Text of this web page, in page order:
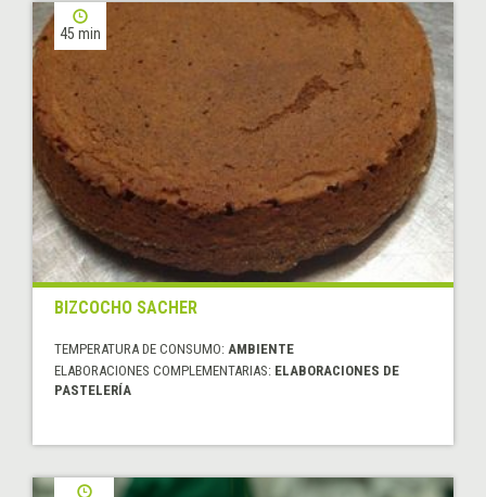
45 min
BIZCOCHO SACHER
TEMPERATURA DE CONSUMO: AMBIENTE
ELABORACIONES COMPLEMENTARIAS: ELABORACIONES DE
PASTELERÍA